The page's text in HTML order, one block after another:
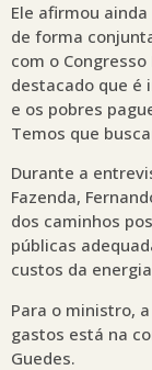
Ele afirmou
de forma
com o
destacado que é
e os pobres
Temos que
Durante a
Fazenda,
dos caminhos
públicas
custos da
Para o ministro,
gastos está na
Guedes.